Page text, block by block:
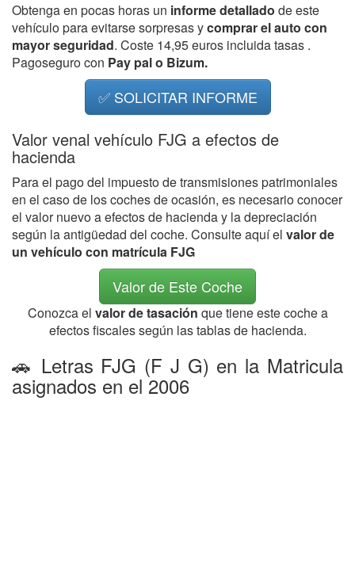
Obtenga en pocas horas un informe detallado de este
vehículo para evitarse sorpresas ycomprar el auto con
mayor seguridad. Coste 14,95 euros incluida tasas .
Pagoseguro con Pay pal o Bizum.
✅ SOLICITAR INFORME
Valor venal vehículo FJG a efectos de
hacienda
Para el pago del impuesto de transmisiones patrimoniales
en el caso de los coches de ocasión, es necesario conocer
el valor nuevo a efectos de hacienda y la depreciación
según la antigüedad del coche. Consulte aquí el valor de
un vehículo con matrícula FJG
Valor de Este Coche
Conozca el valor de tasación que tiene este coche a
efectos fiscales según las tablas de hacienda.
🚗 Letras FJG (F J G) en la Matricula
asignados en el 2006